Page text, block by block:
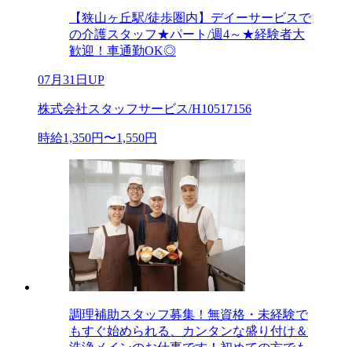
【狭山ヶ丘駅/徒歩圏内】デイーサービスで
の介護スタッフ★パート/週4～★経験者大
歓迎！車通勤OK◎
07月31日UP
株式会社スタッフサービス/H10517156
時給1,350円〜1,550円
調理補助スタッフ募集！無資格・未経験で
もすぐ始められる、カンタンな盛り付け＆